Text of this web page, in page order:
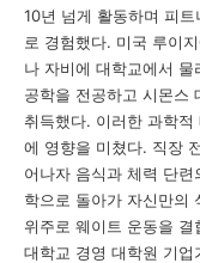
10년 넘게 활동하며 피
로 경험했다. 미국 루이
나 자비에 대학교에서 물
공학을 전공하고 시몬스
취득했다. 이러한 과학
에 영향을 미쳤다. 직장
어나자 음식과 체력 단
학으로 돌아가 자신만의
위주로 웨이트 운동을
대학교 경영 대학원 기